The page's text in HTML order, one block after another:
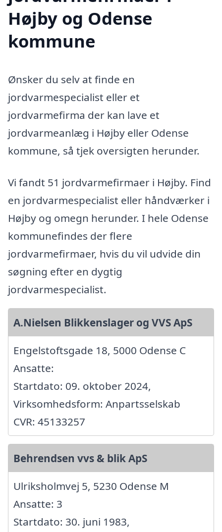
Højby og Odense
kommune
Ønsker du selv at finde en
jordvarmespecialist eller et
jordvarmefirma der kan lave et
jordvarmeanlæg i Højby eller Odense
kommune, så tjek oversigten herunder.
Vi fandt 51 jordvarmefirmaer i Højby. Find
en jordvarmespecialist eller håndværker i
Højby og omegn herunder. I hele Odense
kommunefindes der flere
jordvarmefirmaer, hvis du vil udvide din
søgning efter en dygtig
jordvarmespecialist.
A.Nielsen Blikkenslager og VVS ApS
Engelstoftsgade 18, 5000 Odense C
Ansatte:
Startdato: 09. oktober 2024,
Virksomhedsform: Anpartsselskab
CVR: 45133257
Behrendsen vvs & blik ApS
Ulriksholmvej 5, 5230 Odense M
Ansatte: 3
Startdato: 30. juni 1983,